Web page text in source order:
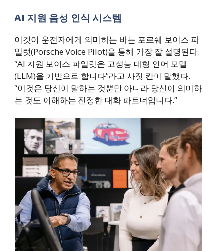
AI 지원 음성 인식 시스템
이것이 운전자에게 의미하는 바는 포르쉐 보이스 파
일럿(Porsche Voice Pilot)을 통해 가장 잘 설명된다.
“AI 지원 보이스 파일럿은 고성능 대형 언어 모델
(LLM)을 기반으로 합니다”라고 사짓 칸이 말했다.
“이것은 당신이 말하는 것뿐만 아니라 당신이 의미하
는 것도 이해하는 진정한 대화 파트너입니다.”